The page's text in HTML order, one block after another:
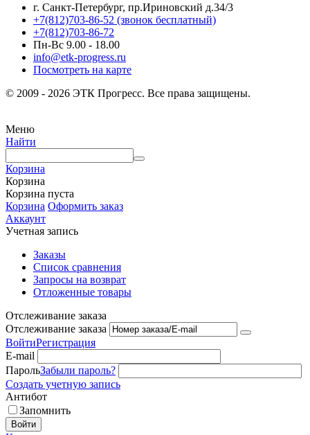
г. Санкт-Петербург, пр.Ириновский д.34/3
+7(812)703-86-52 (звонок бесплатный)
+7(812)703-86-72
Пн-Вс 9.00 - 18.00
info@etk-progress.ru
Посмотреть на карте
© 2009 - 2026 ЭТК Прогресс. Все права защищены.
Меню
Найти
Корзина
Корзина
Корзина пуста
Корзина Оформить заказ
Аккаунт
Учетная запись
Заказы
Список сравнения
Запросы на возврат
Отложенные товары
Отслеживание заказа
Отслеживание заказа
ВойтиРегистрация
E-mail
ПарольЗабыли пароль?
Создать учетную запись
Антибот
Запомнить
Войти